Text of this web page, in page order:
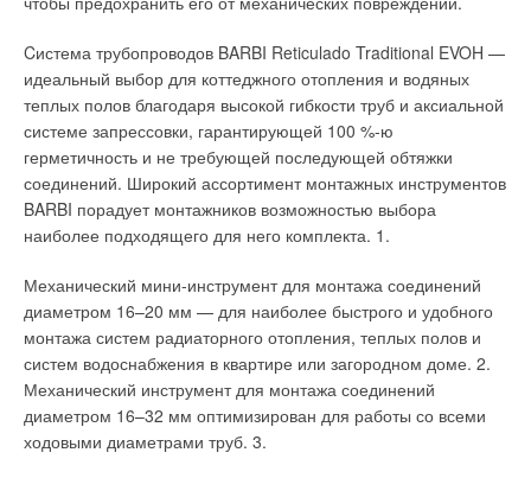
Cистема трубопроводов BARBI Reticulado Traditional EVOH —
идеальный выбор для коттеджного отопления и водяных
теплых полов благодаря высокой гибкости труб и аксиальной
системе запрессовки, гарантирующей 100 %-ю
герметичность и не требующей последующей обтяжки
соединений. Широкий ассортимент монтажных инструментов
BARBI порадует монтажников возможностью выбора
наиболее подходящего для него комплекта. 1.
Механический мини-инструмент для монтажа соединений
диаметром 16–20 мм — для наиболее быстрого и удобного
монтажа систем радиаторного отопления, теплых полов и
систем водоснабжения в квартире или загородном доме. 2.
Механический инструмент для монтажа соединений
диаметром 16–32 мм оптимизирован для работы со всеми
ходовыми диаметрами труб. 3.
создавать компактное оборудование высокой
используется в бытовых кондиционерах Daikin, а также в
системах VRV и чиллерах. Однако его применение требует
от производителя решения сложных технических проблем.
Дело в том, что давление конденсации и перепад давлений у
этого хладагента существенно выше, чем у других (см. рис.
3). Следовательно, необходимо сконструировать
компрессор, который бы надежно работал при повышенных
разработала уникальный «орбитальный» спиральный
компрессор (рис. 5). «Орбитальный» компрессор
существенно отличается от традиционного спирального
компрессора.
Прежде всего это относится к магнитоэлектрическому
электродвигателю, запатентованному фирмой Daikin.